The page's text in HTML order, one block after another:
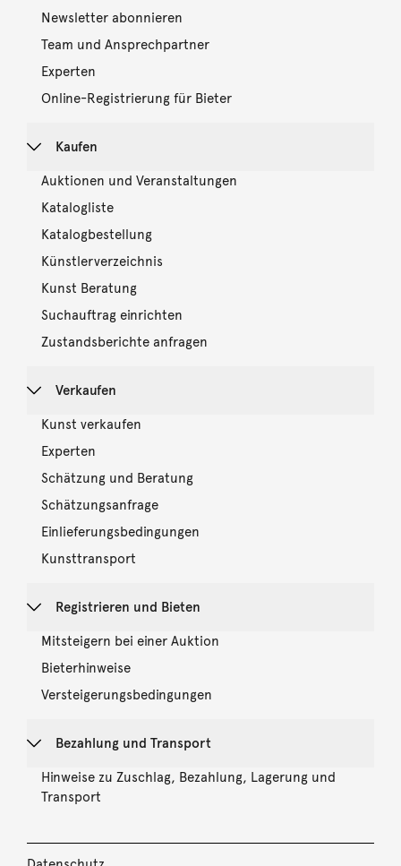
Newsletter abonnieren
Team und Ansprechpartner
Experten
Online-Registrierung für Bieter
Kaufen
Auktionen und Veranstaltungen
Katalogliste
Katalogbestellung
Künstlerverzeichnis
Kunst Beratung
Suchauftrag einrichten
Zustandsberichte anfragen
Verkaufen
Kunst verkaufen
Experten
Schätzung und Beratung
Schätzungsanfrage
Einlieferungsbedingungen
Kunsttransport
Registrieren und Bieten
Mitsteigern bei einer Auktion
Bieterhinweise
Versteigerungsbedingungen
Bezahlung und Transport
Hinweise zu Zuschlag, Bezahlung, Lagerung und
Transport